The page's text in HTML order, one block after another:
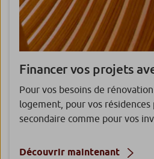
Financer vos projets
Pour vos besoins de
logement, pour vos résidences
secondaire comme pour vos
Découvrir maintenant